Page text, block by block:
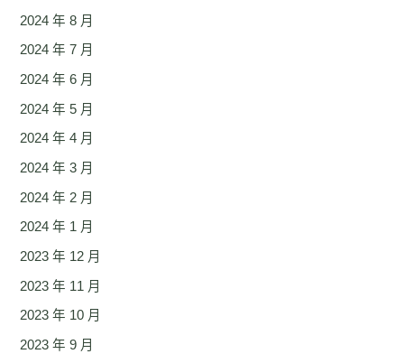
2024 年 8 月
2024 年 7 月
2024 年 6 月
2024 年 5 月
2024 年 4 月
2024 年 3 月
2024 年 2 月
2024 年 1 月
2023 年 12 月
2023 年 11 月
2023 年 10 月
2023 年 9 月